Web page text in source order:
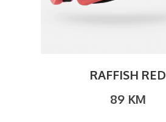
RAFFISH RED
89 KM